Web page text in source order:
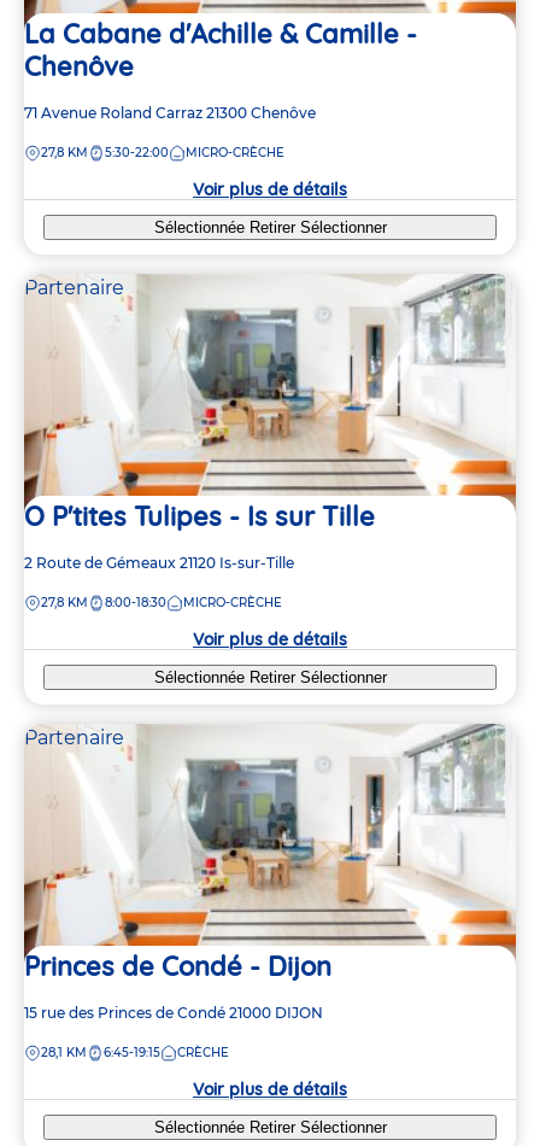
La Cabane d'Achille & Camille -
Chenôve
Adresse
la
71 Avenue Roland Carraz 21300 Chenôve
DISTANCE
27,8 KM 5:30-22:00 MICRO-CRÈCHE
Voir plus de détails
Sélectionnée Retirer Sélectionner
Partenaire
O P'tites Tulipes - Is sur Tille
Adresse
la
2 Route de Gémeaux 21120 Is-sur-Tille
DISTANCE
27,8 KM 8:00-18:30 MICRO-CRÈCHE
Voir plus de détails
Sélectionnée Retirer Sélectionner
Partenaire
Princes de Condé - Dijon
Adresse
la
15 rue des Princes de Condé 21000 DIJON
DISTANCE
28,1 KM 6:45-19:15 CRÈCHE
Voir plus de détails
Sélectionnée Retirer Sélectionner